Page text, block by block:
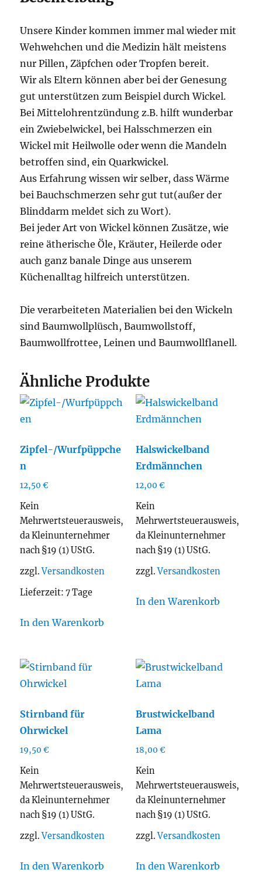
Unsere Kinder kommen immer mal wieder mit
Wehwehchen und die Medizin hält meistens
nur Pillen, Zäpfchen oder Tropfen bereit.
Wir als Eltern können aber bei der Genesung
gut unterstützen zum Beispiel durch Wickel.
Bei Mittelohrentzündung z.B. hilft wunderbar
ein Zwiebelwickel, bei Halsschmerzen ein
Wickel mit Heilwolle oder wenn die Mandeln
betroffen sind, ein Quarkwickel.
Aus Erfahrung wissen wir selber, dass Wärme
bei Bauchschmerzen sehr gut tut(außer der
Blinddarm meldet sich zu Wort).
Bei jeder Art von Wickel können Zusätze, wie
reine ätherische Öle, Kräuter, Heilerde oder
auch ganz banale Dinge aus unserem
Küchenalltag hilfreich unterstützen.
Die verarbeiteten Materialien bei den Wickeln
sind Baumwollplüsch, Baumwollstoff,
Baumwollfrottee, Leinen und Baumwollflanell.
Ähnliche Produkte
Zipfel-/Wurfpüppche
n
12,50€
Kein
Mehrwertsteuerausweis,
da Kleinunternehmer
nach §19 (1) UStG.
zzgl.Versandkosten
Lieferzeit:7 Tage
In den Warenkorb
Halswickelband
Erdmännchen
12,00 €
Kein
Mehrwertsteuerausweis,
da Kleinunternehmer
nach §19 (1) UStG.
zzgl.Versandkosten
In den Warenkorb
Stirnband für
Ohrwickel
19,50€
Kein
Mehrwertsteuerausweis,
da Kleinunternehmer
nach §19 (1) UStG.
zzgl.Versandkosten
In den Warenkorb
Brustwickelband
Lama
18,00 €
Kein
Mehrwertsteuerausweis,
da Kleinunternehmer
nach §19 (1) UStG.
zzgl. Versandkosten
In den Warenkorb